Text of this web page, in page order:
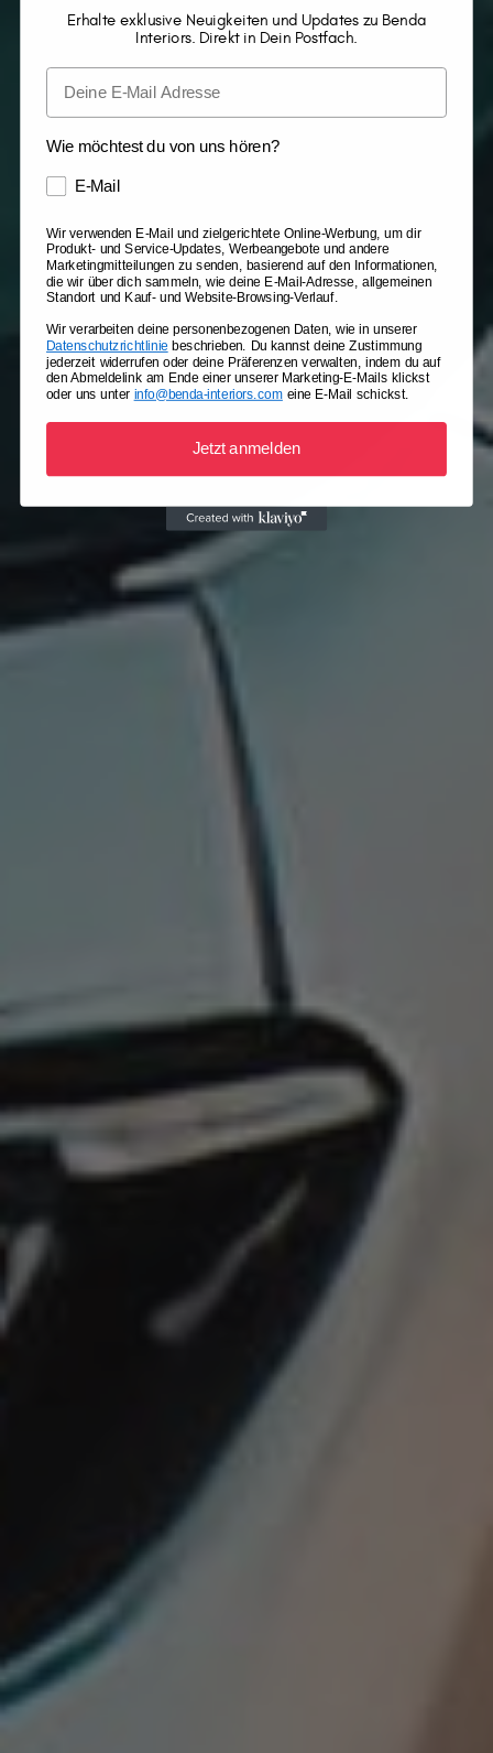
Erhalte exklusive Neuigkeiten und Updates zu Benda
Interiors. Direkt in Dein Postfach.
Wie möchtest du von uns hören?
E-Mail
Wir verwenden E-Mail und zielgerichtete Online-Werbung, um dir
Produkt- und Service-Updates, Werbeangebote und andere
Marketingmitteilungen zu senden, basierend auf den Informationen,
die wir über dich sammeln, wie deine E-Mail-Adresse, allgemeinen
Standort und Kauf- und Website-Browsing-Verlauf.
Wir verarbeiten deine personenbezogenen Daten, wie in unserer
Datenschutzrichtlinie beschrieben. Du kannst deine Zustimmung
jederzeit widerrufen oder deine Präferenzen verwalten, indem du auf
den Abmeldelink am Ende einer unserer Marketing-E-Mails klickst
oder uns unter info@benda-interiors.comeine E-Mail schickst.
Jetzt anmelden